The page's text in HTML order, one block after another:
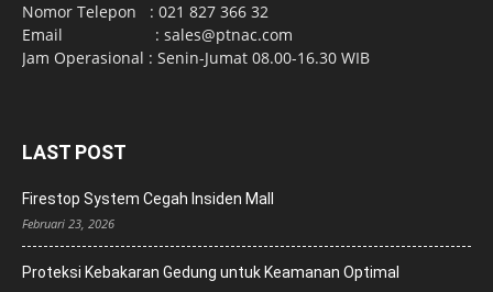
Nomor Telepon : 021 827 366 32
Email : sales@ptnac.com
Jam Operasional : Senin-Jumat 08.00-16.30 WIB
LAST POST
Firestop System Cegah Insiden Mall
Februari 23, 2026
Proteksi Kebakaran Gedung untuk Keamanan Optimal